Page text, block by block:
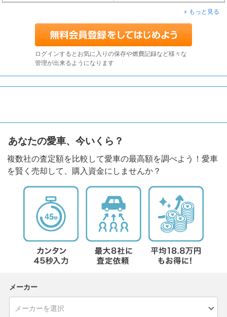
もっと見る
ログインするとお気に入りの保存や燃費記録など様々な
管理が出来るようになります
あなたの愛車、今いくら？
複数社の査定額を比較して愛車の最高額を調べよう！愛車
を賢く売却して、購入資金にしませんか？
メーカー